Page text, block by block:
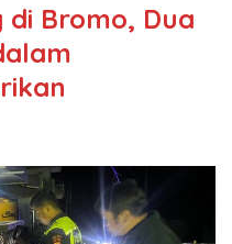
di Bromo, Dua